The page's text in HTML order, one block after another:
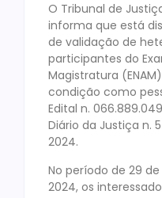
O Tribunal de
informa que está
de validação de
participantes do
Magistratura
condição como
Edital n.
Diário da Justiça n.
2024.
No período de 29
2024, os